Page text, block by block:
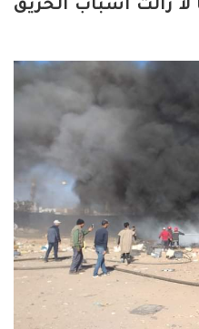
لا زالت أسباب الحريق